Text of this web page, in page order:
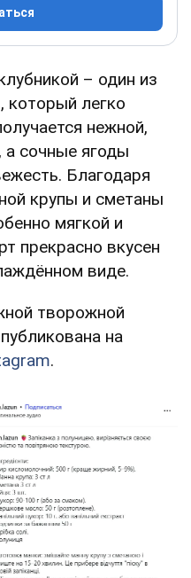
– один из
, который легко
нежной,
сочные ягоды
Благодаря
крупы и сметаны
мягкой и
прекрасно вкусен
виде.
творожной
на
.